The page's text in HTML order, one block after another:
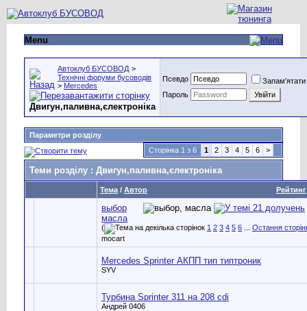
Menu
Автоклуб БУСОВОД >
Технічні форуми бусоводів
> Mercedes
Двигун,паливна,єлектроніка
Псевдо
Пароль
Параметри розділу
Сторінка 1 з 6
1 2 3 4 5 6 >
Теми розділу : Двигун,паливна,єлектроніка
Рейтинг
Тема / Автор
выбор
масла
( 1 2 3 4 5 6
Остання
mocart
Mercedes Sprinter АКПП тип типтроник
SYV
Турбина Sprinter 311 на 208 cdi
Андрей 0406